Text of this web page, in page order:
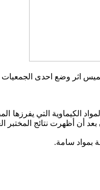
اثر وضع احدى
الكيماوية التي يفرزها
أن أظهرت نتائج المختبر
بمواد سامة.